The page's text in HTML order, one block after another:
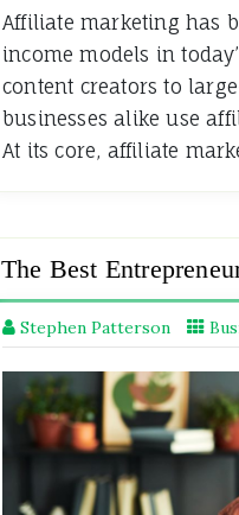
Affiliate marketing has
income models in
content creators to
businesses alike use
At its core, affiliate
The Best
Stephen Patterson